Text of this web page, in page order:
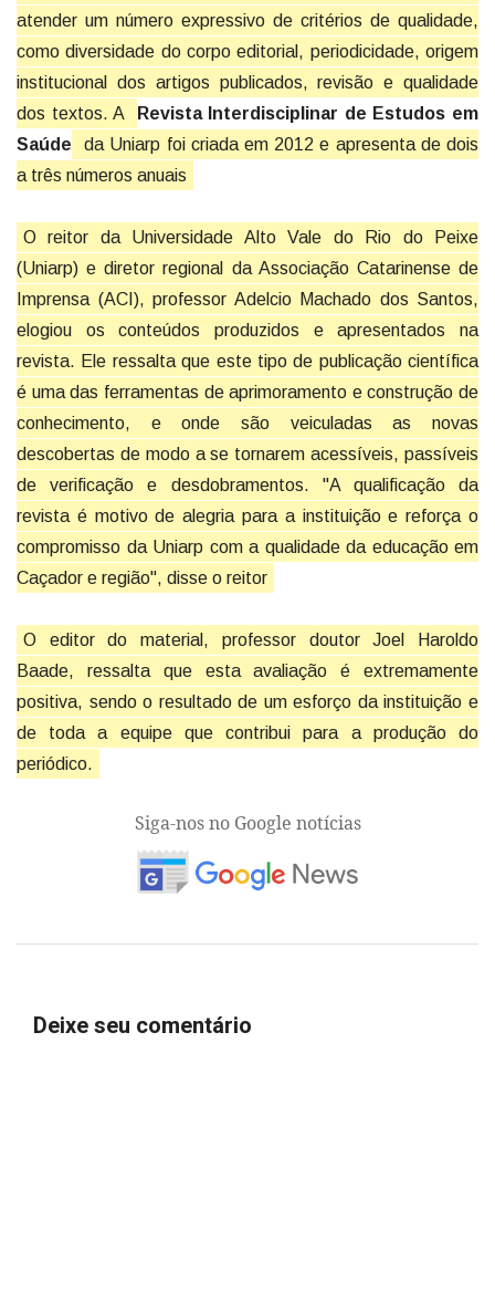
atender um número expressivo de critérios de qualidade,
como diversidade do corpo editorial, periodicidade, origem
institucional dos artigos publicados, revisão e qualidade
dos textos. A
Revista Interdisciplinar de Estudos em
Saúde
da Uniarp foi criada em 2012 e apresenta de dois
a três números anuais
O reitor da Universidade Alto Vale do Rio do Peixe
(Uniarp) e diretor regional da Associação Catarinense de
Imprensa (ACI), professor Adelcio Machado dos Santos,
elogiou os conteúdos produzidos e apresentados na
revista. Ele ressalta que este tipo de publicação científica
é uma das ferramentas de aprimoramento e construção de
conhecimento, e onde são veiculadas as novas
descobertas de modo a se tornarem acessíveis, passíveis
de verificação e desdobramentos. "A qualificação da
revista é motivo de alegria para a instituição e reforça o
compromisso da Uniarp com a qualidade da educação em
Caçador e região", disse o reitor
O editor do material, professor doutor Joel Haroldo
Baade, ressalta que esta avaliação é extremamente
positiva, sendo o resultado de um esforço da instituição e
de toda a equipe que contribui para a produção do
periódico.
Siga-nos no Google notícias
Deixe seu comentário